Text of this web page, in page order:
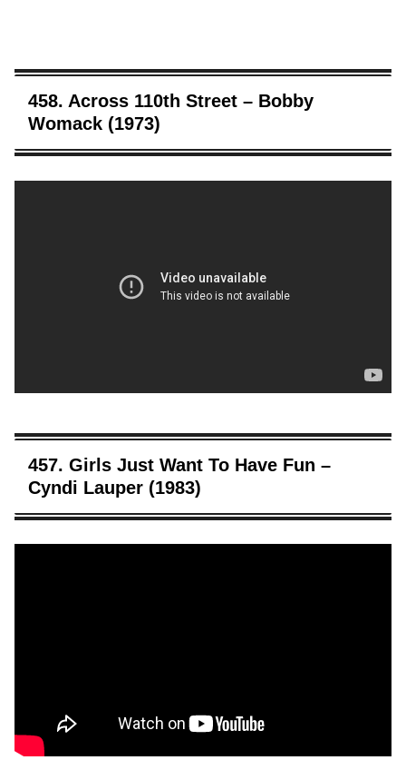
458. Across 110th Street – Bobby
Womack (1973)
457. Girls Just Want To Have Fun –
Cyndi Lauper (1983)